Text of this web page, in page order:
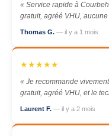
« Service rapide à
gratuit, agréé VHU,
Thomas G. — il y a 1 mois
★★★★★
« Je recommande
gratuit, agréé VHU, et le
Laurent F. — il y a 2 mois